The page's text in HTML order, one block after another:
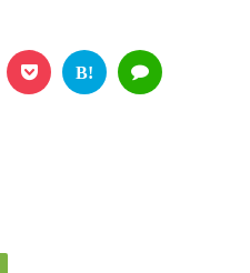
B!